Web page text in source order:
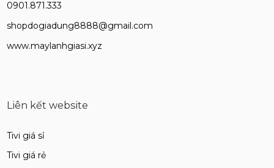
0901.871.333
shopdogiadung8888@gmail.com
www.maylanhgiasi.xyz
Liên kết website
Tivi giá sỉ
Tivi giá rẻ